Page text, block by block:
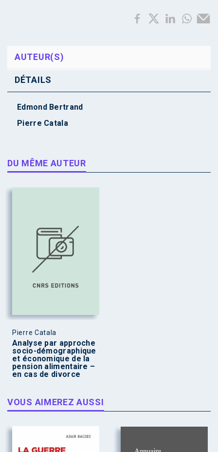
AUTEUR(S)
DÉTAILS
Edmond Bertrand
Pierre Catala
DU MÊME AUTEUR
Pierre Catala
Analyse par approche
socio-démographique
et économique de la
pension alimentaire –
en cas de divorce
VOUS AIMEREZ AUSSI